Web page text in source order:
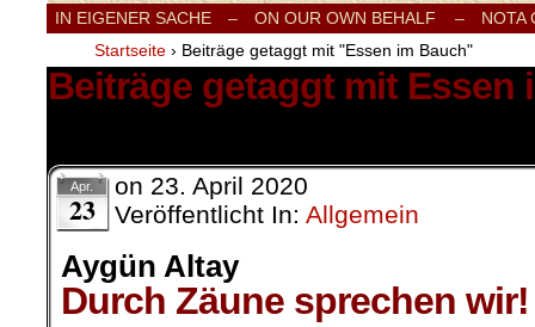
Internationale Onlinezeitung für Frieden,
IN EIGENER SACHE – ON OUR OWN BEHALF –
NOTA
Startseite › Beiträge getaggt mit "Essen im Bauch"
Beiträge getaggt mit Essen
Apr.
23
on 23. April 2020
Veröffentlicht In: Allgemein
Aygün Altay
Durch Zäune sprechen wir!